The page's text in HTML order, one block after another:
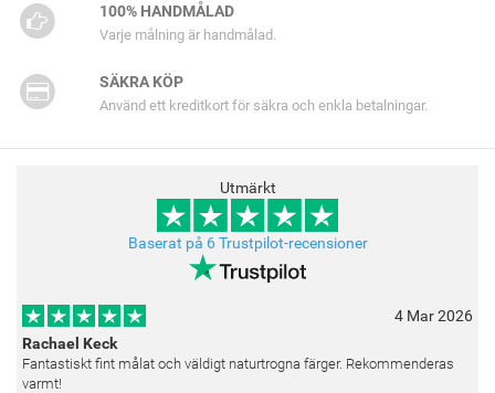
100% HANDMÅLAD
Varje målning är handmålad.
SÄKRA KÖP
Använd ett kreditkort för säkra och enkla betalningar.
Utmärkt
Baserat på 6 Trustpilot-recensioner
4 Mar 2026
Rachael Keck
Fantastiskt fint målat och väldigt naturtrogna färger. Rekommenderas
varmt!